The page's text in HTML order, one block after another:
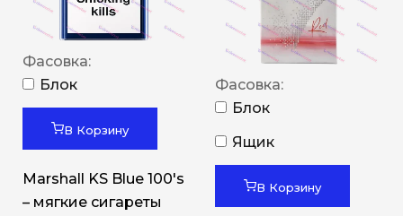
Фасовка:
Блок
В Корзину
Marshall KS Blue 100's
– мягкие сигареты
Фасовка:
Блок
Ящик
В Корзину